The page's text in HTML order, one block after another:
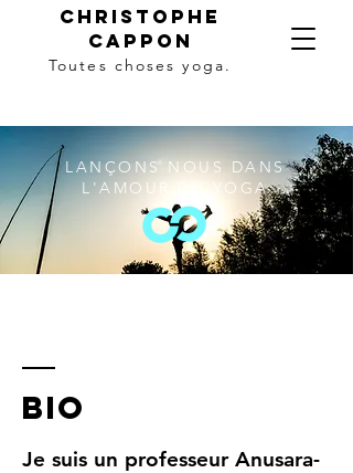
Christophe
Cappon
Toutes choses yoga.
LANÇONS NOUS DANS
L'AMOUR DU YOGA
bio
Je suis un professeur Anusara-